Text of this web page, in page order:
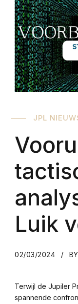
JPL
Luik
02/03/2024
Terwijl de Jupiler
spannende